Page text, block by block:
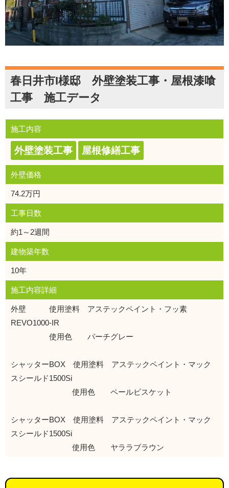
春日井市I様邸 外壁塗装工事・屋根漆喰
工事 施工データ
施工内容
外壁塗装工事 屋根修繕工事
外壁価格
74.2万円
工事日数
約1～2週間
建物築年数
10年
施工内容詳細
外壁 使用塗料 アステックペイント・フッ素
REVO1000-IR
使用色 パーチグレー
シャッターBOX 使用塗料 アステックペイント・マック
スシールド1500Si
使用色 ペールビスケット
シャッターBOX 使用塗料 アステックペイント・マック
スシールド1500Si
使用色 ヤララブラウン